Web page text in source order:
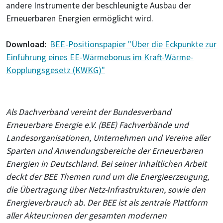
andere Instrumente der beschleunigte Ausbau der
Erneuerbaren Energien ermöglicht wird.
Download: BEE-Positionspapier "Über die Eckpunkte zur
Einführung eines EE-Wärmebonus im Kraft-Wärme-
Kopplungsgesetz (KWKG)"
Als Dachverband vereint der Bundesverband
Erneuerbare Energie e.V. (BEE) Fachverbände und
Landesorganisationen, Unternehmen und Vereine aller
Sparten und Anwendungsbereiche der Erneuerbaren
Energien in Deutschland. Bei seiner inhaltlichen Arbeit
deckt der BEE Themen rund um die Energieerzeugung,
die Übertragung über Netz-Infrastrukturen, sowie den
Energieverbrauch ab. Der BEE ist als zentrale Plattform
aller Akteur:innen der gesamten modernen